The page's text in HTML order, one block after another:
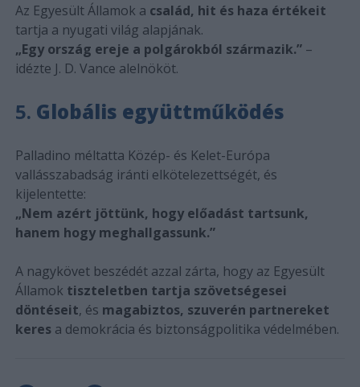
Az Egyesült Államok a család, hit és haza értékeit
tartja a nyugati világ alapjának.
„Egy ország ereje a polgárokból származik.”–
idézte J. D. Vance alelnököt.
5. Globális együttműködés
Palladino méltatta Közép- és Kelet-Európa
vallásszabadság iránti elkötelezettségét, és
kijelentette:
„Nem azért jöttünk, hogy előadást tartsunk,
hanem hogy meghallgassunk.”
A nagykövet beszédét azzal zárta, hogy az Egyesült
Államok tiszteletben tartja szövetségesei
döntéseit, és magabiztos, szuverén partnereket
keresa demokrácia és biztonságpolitika védelmében.